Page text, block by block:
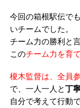
今回の箱根駅伝で
いチームでした。
チーム力の勝利と
このチーム力を育
榎木監督は、全員
で、一人一人と丁
自分で考えて行動